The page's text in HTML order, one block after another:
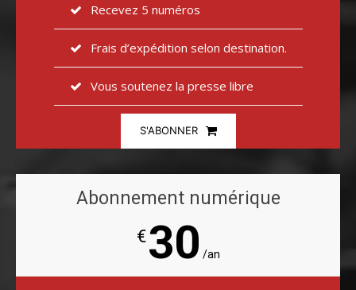
Recevez 5 numéros
Frais d’expédition selon destination.
Vous soutenez la presse libre
S'ABONNER
Abonnement numérique
€30 /an